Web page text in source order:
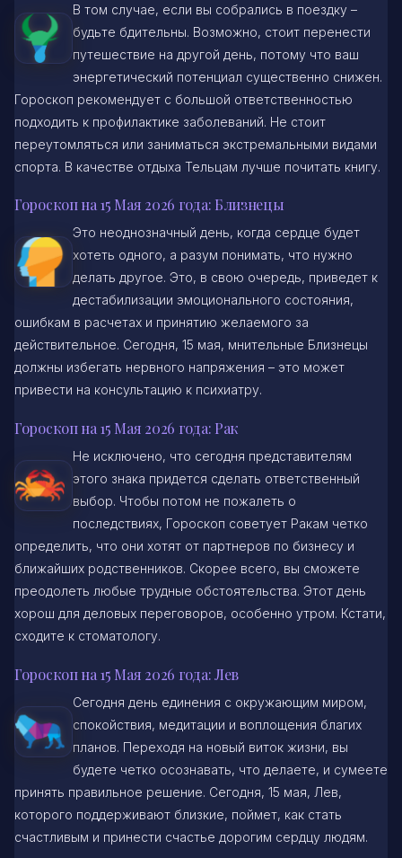
В том случае, если вы собрались в поездку –
будьте бдительны. Возможно, стоит перенести
путешествие на другой день, потому что ваш
энергетический потенциал существенно снижен.
Гороскоп рекомендует с большой ответственностью
подходить к профилактике заболеваний. Не стоит
переутомляться или заниматься экстремальными видами
спорта. В качестве отдыха Тельцам лучше почитать книгу.
Гороскоп на 15 Мая 2026 года: Близнецы
Это неоднозначный день, когда сердце будет
хотеть одного, а разум понимать, что нужно
делать другое. Это, в свою очередь, приведет к
дестабилизации эмоционального состояния,
ошибкам в расчетах и принятию желаемого за
действительное. Сегодня, 15 мая, мнительные Близнецы
должны избегать нервного напряжения – это может
привести на консультацию к психиатру.
Гороскоп на 15 Мая 2026 года: Рак
Не исключено, что сегодня представителям
этого знака придется сделать ответственный
выбор. Чтобы потом не пожалеть о
последствиях, Гороскоп советует Ракам четко
определить, что они хотят от партнеров по бизнесу и
ближайших родственников. Скорее всего, вы сможете
преодолеть любые трудные обстоятельства. Этот день
хорош для деловых переговоров, особенно утром. Кстати,
сходите к стоматологу.
Гороскоп на 15 Мая 2026 года: Лев
Сегодня день единения с окружающим миром,
спокойствия, медитации и воплощения благих
планов. Переходя на новый виток жизни, вы
будете четко осознавать, что делаете, и сумеете
принять правильное решение. Сегодня, 15 мая, Лев,
которого поддерживают близкие, поймет, как стать
счастливым и принести счастье дорогим сердцу людям.